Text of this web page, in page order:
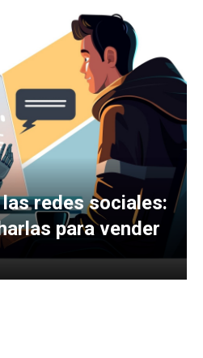
redes sociales:
para vender